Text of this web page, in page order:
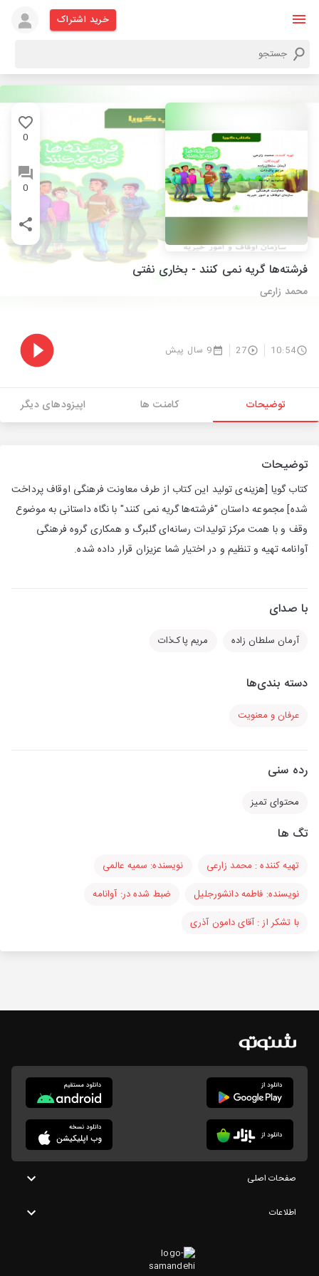
خرید اشتراک
0
0
فرشته‌ها گریه نمی کنند - بخاری نفتی
محمد زارعی
10:54
27 9 سال پیش
توضیحات کامنت ها اپیزودهای دیگر
توضیحات
کتاب گویا [هزینه‌ی تولید این کتاب از طرف معاونت فرهنگی اوقاف پرداخت
شده] مجموعه داستان‌ "فرشته‌ها گریه نمی کنند" با نگاه داستانی به موضوع
وقف و با همت مرکز تولیدات رسانه‌ای گلبرگ و همکاری گروه فرهنگی
آوانامه تهیه و تنظیم و در اختیار شما عزیزان قرار داده شده.
با صدای
آرمان سلطان زاده مریم پاک‌ذات
دسته بندی‌ها
عرفان و معنویت
رده سنی
محتوای تمیز
تگ ها
تهیه کننده : محمد زارعی
نویسنده: سمیه عالمی
نویسنده: فاطمه دانشور‌جلیل
ضبط شده در: آوانامه
با تشکر از : آقای دامون آذری
صفحات اصلی
اطلاعات